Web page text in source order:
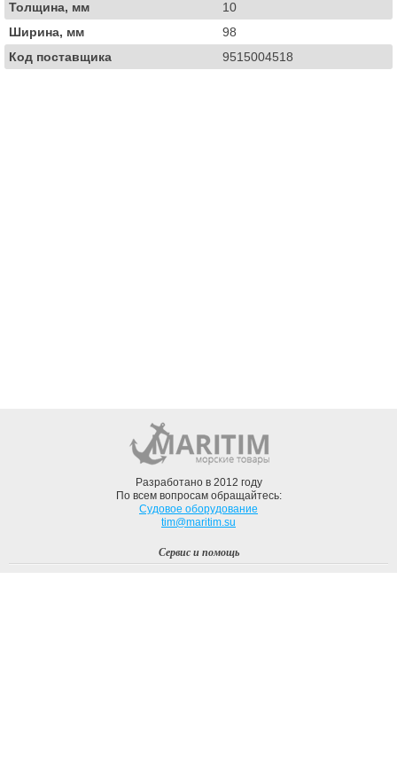
Толщина, мм
10
Ширина, мм
98
Код поставщика
9515004518
Разработано в 2012 году
По всем вопросам обращайтесь:
Судовое оборудование
tim@maritim.su
Сервис и помощь